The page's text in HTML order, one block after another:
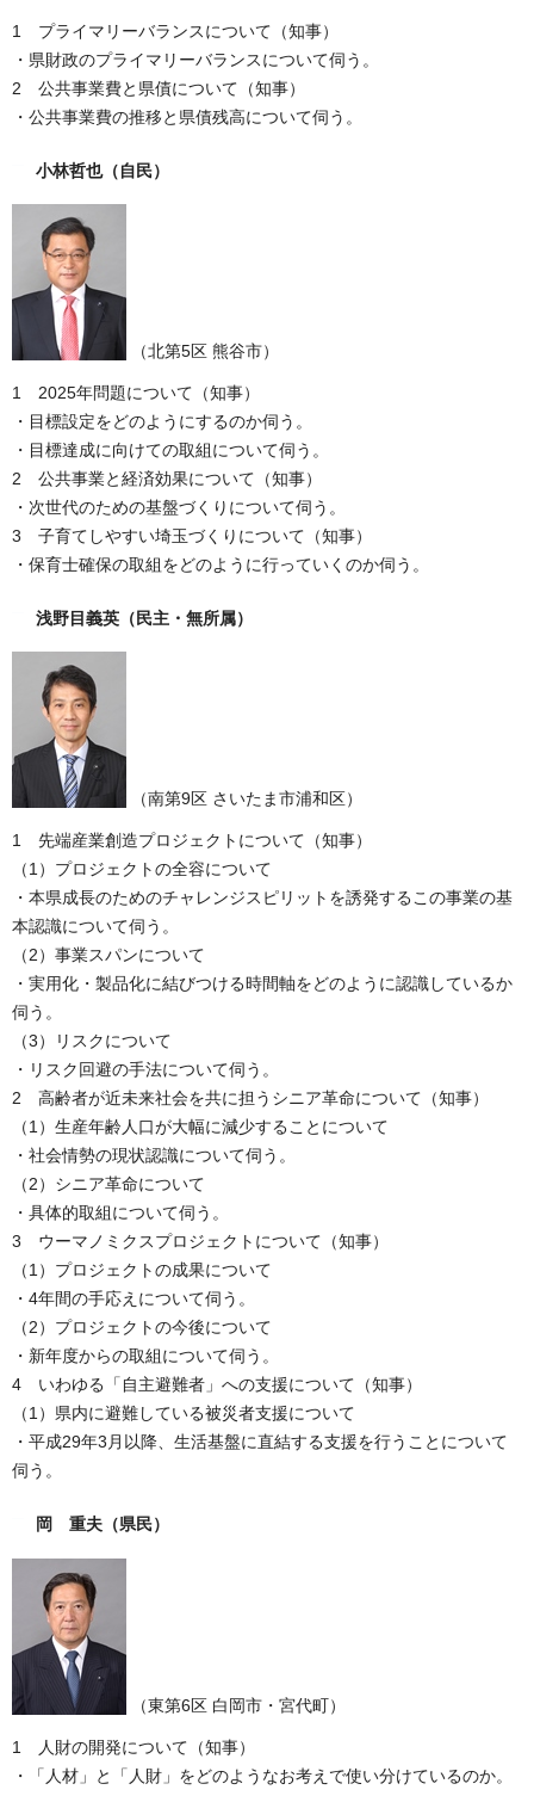
1 プライマリーバランスについて（知事）
・県財政のプライマリーバランスについて伺う。
2 公共事業費と県債について（知事）
・公共事業費の推移と県債残高について伺う。
小林哲也（自民）
（北第5区 熊谷市）
1 2025年問題について（知事）
・目標設定をどのようにするのか伺う。
・目標達成に向けての取組について伺う。
2 公共事業と経済効果について（知事）
・次世代のための基盤づくりについて伺う。
3 子育てしやすい埼玉づくりについて（知事）
・保育士確保の取組をどのように行っていくのか伺う。
浅野目義英 （民主・無所属）
（南第9区 さいたま市浦和区）
1 先端産業創造プロジェクトについて（知事）
（1）プロジェクトの全容について
・本県成長のためのチャレンジスピリットを誘発するこの事業の基
本認識について伺う。
（2）事業スパンについて
・実用化・製品化に結びつける時間軸をどのように認識しているか
伺う。
（3）リスクについて
・リスク回避の手法について伺う。
2 高齢者が近未来社会を共に担うシニア革命について（知事）
（1）生産年齢人口が大幅に減少することについて
・社会情勢の現状認識について伺う。
（2）シニア革命について
・具体的取組について伺う。
3 ウーマノミクスプロジェクトについて（知事）
（1）プロジェクトの成果について
・4年間の手応えについて伺う。
（2）プロジェクトの今後について
・新年度からの取組について伺う。
4 いわゆる「自主避難者」への支援について（知事）
（1）県内に避難している被災者支援について
・平成29年3月以降、生活基盤に直結する支援を行うことについて
伺う。
岡 重夫 （県民）
（東第6区 白岡市・宮代町）
1 人財の開発について（知事）
・「人材」と「人財」をどのようなお考えで使い分けているのか。